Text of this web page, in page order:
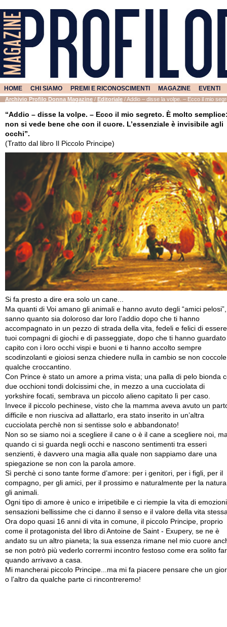
HOME CHI SIAMO PREMI E RICONOSCIMENTI MAGAZINE EVENTI
Archivio Profilo Donna Magazine / Editoriale /Addio – disse la volpe. – Ecco il mio
“Addio – disse la volpe. – Ecco il mio segreto. È molto
non si vede bene che con il cuore. L’essenziale è invisibile agli
occhi”.
(Tratto dal libro Il Piccolo Principe)
Si fa presto a dire era solo un cane...
Ma quanti di Voi amano gli animali e hanno avuto degli “amici pelosi”,
sanno quanto sia doloroso dar loro l’addio dopo che ti hanno
accompagnato in un pezzo di strada della vita, fedeli e felici di
tuoi compagni di giochi e di passeggiate, dopo che ti hanno
capito con i loro occhi vispi e buoni e ti hanno accolto sempre
scodinzolanti e gioiosi senza chiedere nulla in cambio se non
qualche croccantino.
Con Prince è stato un amore a prima vista; una palla di pelo bionda
due occhioni tondi dolcissimi che, in mezzo a una cucciolata di
yorkshire focati, sembrava un piccolo alieno capitato lì per caso.
Invece il piccolo pechinese, visto che la mamma aveva avuto un
difficile e non riusciva ad allattarlo, era stato inserito in un’altra
cucciolata perchè non si sentisse solo e abbandonato!
Non so se siamo noi a scegliere il cane o è il cane a scegliere noi,
quando ci si guarda negli occhi e nascono sentimenti tra esseri
senzienti, è davvero una magia alla quale non sappiamo dare una
spiegazione se non con la parola amore.
Sì perchè ci sono tante forme d’amore: per i genitori, per i figli, per il
compagno, per gli amici, per il prossimo e naturalmente per la
gli animali.
Ogni tipo di amore è unico e irripetibile e ci riempie la vita di
sensazioni bellissime che ci danno il senso e il valore della vita
Ora dopo quasi 16 anni di vita in comune, il piccolo Principe, proprio
come il protagonista del libro di Antoine de Saint - Exupery, se ne è
andato su un altro pianeta; la sua essenza rimane nel mio cuore
se non potrò più vederlo corrermi incontro festoso come era solito
quando arrivavo a casa.
Mi mancherai piccolo Principe...ma mi fa piacere pensare che un
o l’altro da qualche parte ci rincontreremo!